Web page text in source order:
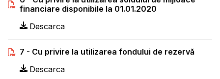
financiare disponibile la 01.01.2020
Descarca
7 - Cu privire la utilizarea fondului de rezervă
Descarca